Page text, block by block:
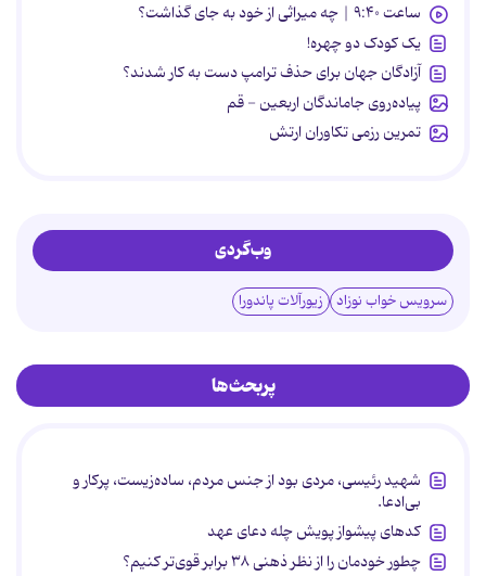
ساعت ۹:۴۰ | چه میراثی از خود به جای گذاشت؟
یک کودک دو چهره!
آزادگان جهان برای حذف ترامپ دست به کار شدند؟
پیاده‌روی جاماندگان اربعین - قم
تمرین رزمی تکاوران ارتش
وب‌گردی
سرویس خواب نوزاد زیورآلات پاندورا
پربحث‌ها
شهید رئیسی، مردی بود از جنس مردم، ساده‌زیست، پرکار و
بی‌ادعا.
کدهای پیشواز پویش چله دعای عهد
چطور خودمان را از نظر ذهنی ۳۸ برابر قوی‌تر کنیم؟